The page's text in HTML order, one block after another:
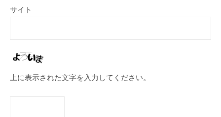
サイト
上に表示された文字を入力してください。